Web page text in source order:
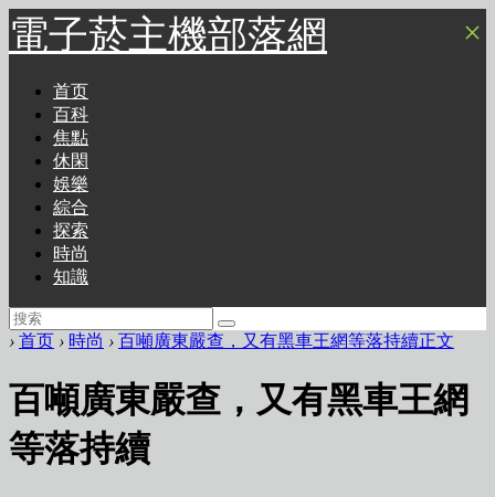
電子菸主機部落網
首页
百科
焦點
休閑
娛樂
綜合
探索
時尚
知識
› 首页 › 時尚 › 百噸廣東嚴查，又有黑車王網等落持續正文
百噸廣東嚴查，又有黑車王網
等落持續
×